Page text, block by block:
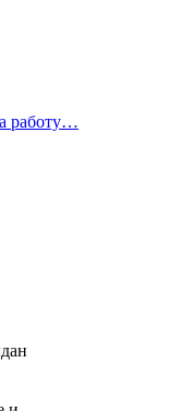
работу…